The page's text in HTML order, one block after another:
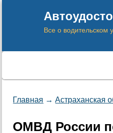
Все о водительском
Главная →Астраханская
ОМВД России